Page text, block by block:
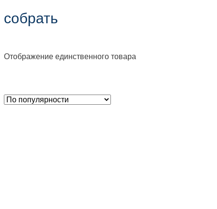
собрать
Отображение единственного товара